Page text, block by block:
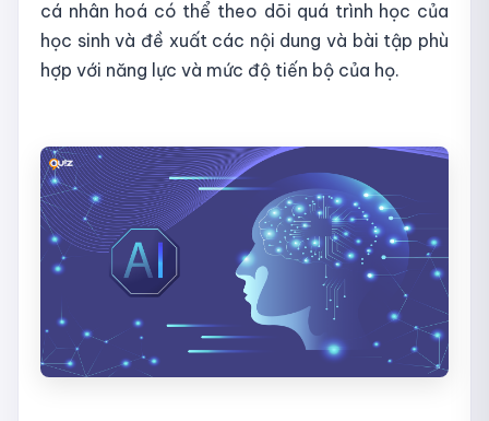
cá nhân hoá có thể theo dõi quá trình học của
học sinh và đề xuất các nội dung và bài tập phù
hợp với năng lực và mức độ tiến bộ của họ.